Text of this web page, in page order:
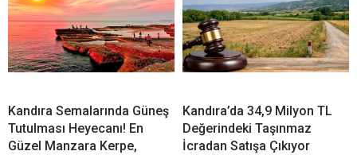
Kandıra Semalarında Güneş
Tutulması Heyecanı! En
Güzel Manzara Kerpe,
Kandıra’da 34,9 Milyon TL
Değerindeki Taşınmaz
İcradan Satışa Çıkıyor